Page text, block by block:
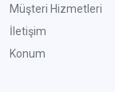
Müşteri Hizmetleri
İletişim
Konum